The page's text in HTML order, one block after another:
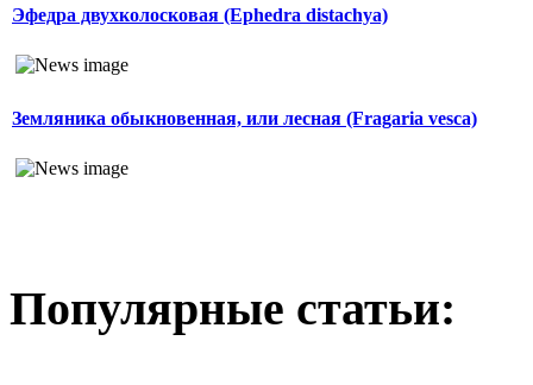
Эфедра двухколосковая (Ephedra distachya)
Земляника обыкновенная, или лесная (Fragaria vesca)
Популярные статьи: